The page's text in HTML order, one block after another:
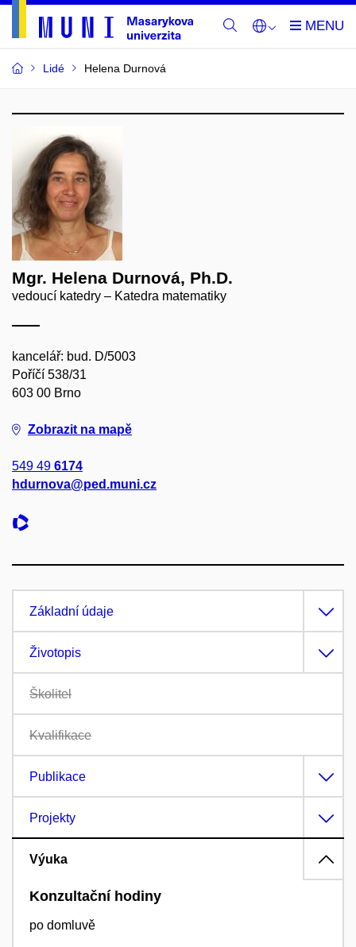
Lidé Helena Durnová
Mgr. Helena Durnová, Ph.D.
vedoucí katedry – Katedra matematiky
kancelář: bud. D/5003
Poříčí 538/31
603 00 Brno
Zobrazit na mapě
549 49 6174
hdurnova@ped.muni.cz
Základní údaje
Životopis
Školitel
Kvalifikace
Publikace
Projekty
Výuka
Konzultační hodiny
po domluvě